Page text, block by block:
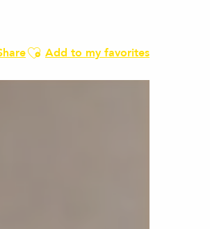
Ajouter aux favoris
Add to my favorites